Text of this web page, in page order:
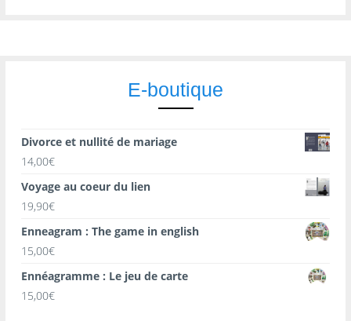
E-boutique
Divorce et nullité de mariage
14,00€
Voyage au coeur du lien
19,90€
Enneagram : The game in english
15,00€
Ennéagramme : Le jeu de carte
15,00€